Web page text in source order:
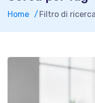
Home Filtro di